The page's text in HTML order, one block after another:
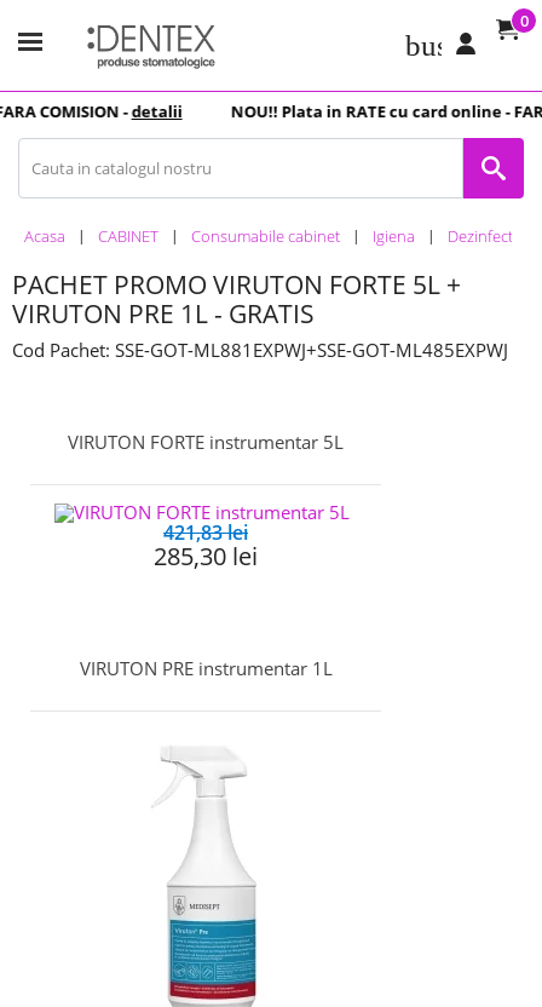
0
COMISION -detalii NOU!! Plata inRATEcu card online -
Acasa CABINET Consumabile cabinet Igiena Dezinfectanti
PACHET PROMO VIRUTON FORTE 5L +
VIRUTON PRE 1L - GRATIS
Cod Pachet: SSE-GOT-ML881EXPWJ+SSE-GOT-ML485EXPWJ
VIRUTON FORTE instrumentar 5L
421,83 lei
285,30 lei
VIRUTON PRE instrumentar 1L